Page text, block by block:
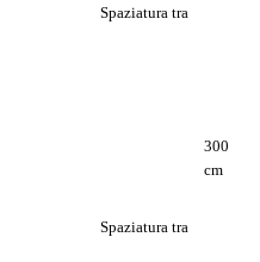
Spaziatura tra
Spaziatura tra
300
cm